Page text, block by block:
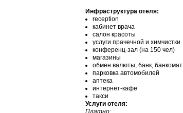
Инфраструктура отеля:
reception
кабинет врача
салон красоты
услуги прачечной и химчистки
конференц-зал (на 150 чел)
магазины
обмен валюты, банк, банкомат
парковка автомобилей
аптека
интернет-кафе
такси
Услуги отеля:
Платно: